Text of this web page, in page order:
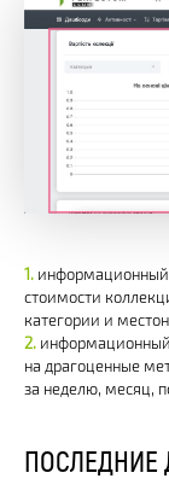
стоимости
категории и
на драгоценные
за неделю, месяц,
ПОСЛЕДНИЕ